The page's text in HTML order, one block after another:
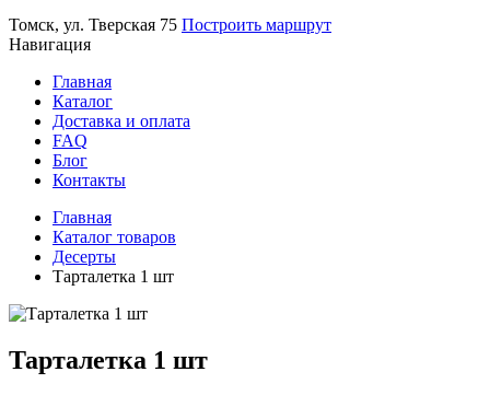
Томск, ул. Тверская 75 Построить маршрут
Навигация
Главная
Каталог
Доставка и оплата
FAQ
Блог
Контакты
Главная
Каталог товаров
Десерты
Тарталетка 1 шт
Тарталетка 1 шт